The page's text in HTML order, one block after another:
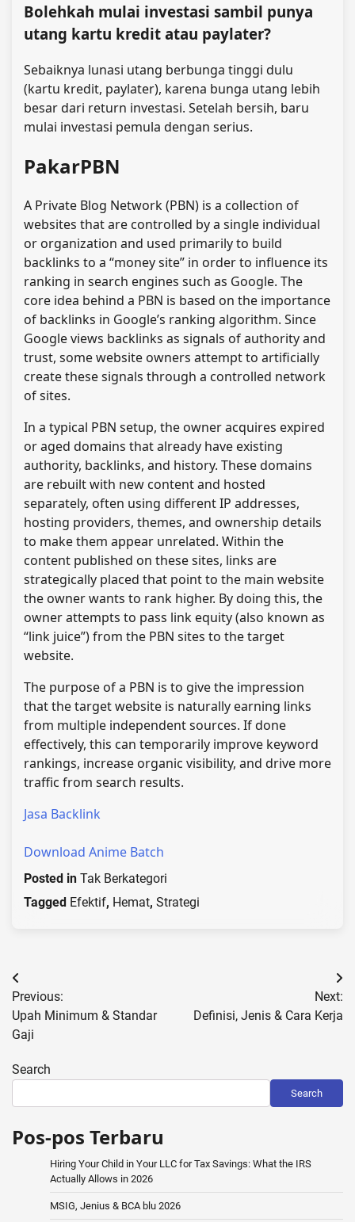
Bolehkah mulai investasi sambil punya
utang kartu kredit atau paylater?
Sebaiknya lunasi utang berbunga tinggi dulu
(kartu kredit, paylater), karena bunga utang lebih
besar dari return investasi. Setelah bersih, baru
mulai investasi pemula dengan serius.
PakarPBN
A Private Blog Network (PBN) is a collection of
websites that are controlled by a single individual
or organization and used primarily to build
backlinks to a “money site” in order to influence its
ranking in search engines such as Google. The
core idea behind a PBN is based on the importance
of backlinks in Google’s ranking algorithm. Since
Google views backlinks as signals of authority and
trust, some website owners attempt to artificially
create these signals through a controlled network
of sites.
In a typical PBN setup, the owner acquires expired
or aged domains that already have existing
authority, backlinks, and history. These domains
are rebuilt with new content and hosted
separately, often using different IP addresses,
hosting providers, themes, and ownership details
to make them appear unrelated. Within the
content published on these sites, links are
strategically placed that point to the main website
the owner wants to rank higher. By doing this, the
owner attempts to pass link equity (also known as
“link juice”) from the PBN sites to the target
website.
The purpose of a PBN is to give the impression
that the target website is naturally earning links
from multiple independent sources. If done
effectively, this can temporarily improve keyword
rankings, increase organic visibility, and drive more
traffic from search results.
Jasa Backlink
Download Anime Batch
Posted in Tak Berkategori
Tagged Efektif, Hemat, Strategi
Post
navigation
Previous:
Upah Minimum & Standar
Gaji
Next:
Definisi, Jenis & Cara Kerja
Search
Search
Pos-pos Terbaru
Hiring Your Child in Your LLC for Tax Savings: What the IRS
Actually Allows in 2026
MSIG, Jenius & BCA blu 2026